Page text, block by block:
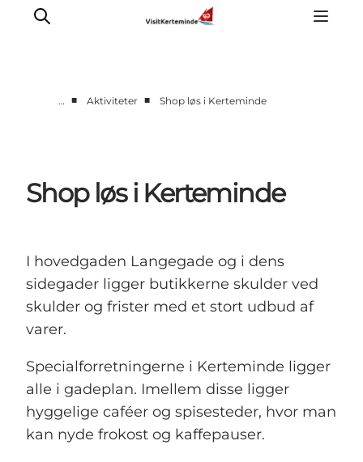
Spis godt
Sov godt
Det sker
Sommerbus
… ■ Aktiviteter ■ Shop løs i Kerteminde
Shop løs i Kerteminde
I hovedgaden Langegade og i dens
sidegader ligger butikkerne skulder ved
skulder og frister med et stort udbud af
varer.
Specialforretningerne i Kerteminde ligger
alle i gadeplan. Imellem disse ligger
hyggelige caféer og spisesteder, hvor man
kan nyde frokost og kaffepauser.